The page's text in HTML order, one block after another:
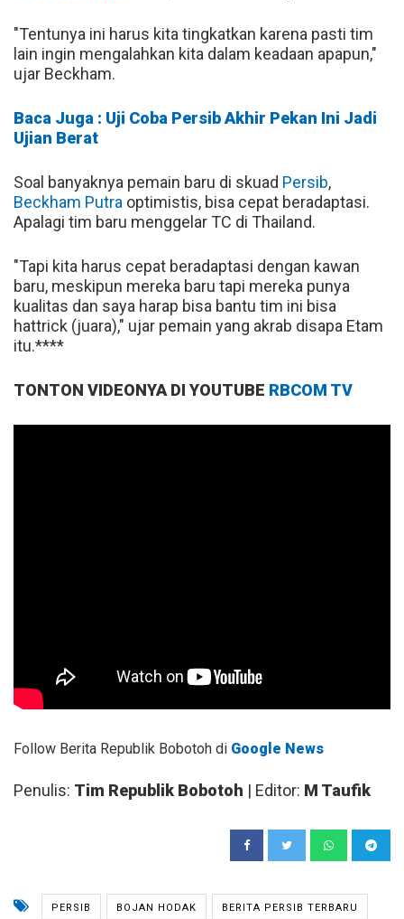
"Tentunya ini harus kita tingkatkan karena pasti tim
lain ingin mengalahkan kita dalam keadaan apapun,"
ujar Beckham.
Baca Juga : Uji Coba Persib Akhir Pekan Ini Jadi
Ujian Berat
Soal banyaknya pemain baru di skuad Persib,
Beckham Putra optimistis, bisa cepat beradaptasi.
Apalagi tim baru menggelar TC di Thailand.
"Tapi kita harus cepat beradaptasi dengan kawan
baru, meskipun mereka baru tapi mereka punya
kualitas dan saya harap bisa bantu tim ini bisa
hattrick (juara)," ujar pemain yang akrab disapa Etam
itu.****
TONTON VIDEONYA DI YOUTUBE RBCOM TV
Follow Berita Republik Bobotoh di Google News
Penulis: Tim Republik Bobotoh | Editor: M Taufik
PERSIB BOJAN HODAK BERITA PERSIB TERBARU